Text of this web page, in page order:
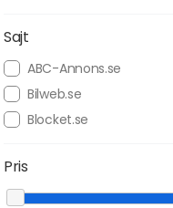
Sajt
ABC-Annons.se
Bilweb.se
Blocket.se
Pris